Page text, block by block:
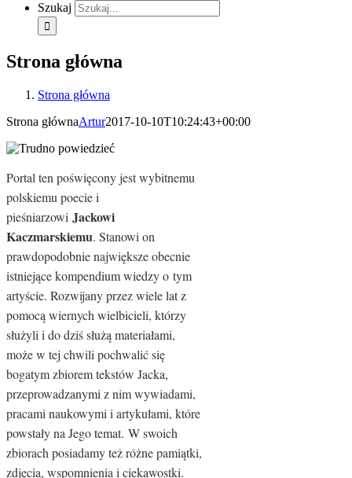
Szukaj
Strona główna
Strona główna
Strona głównaArtur2017-10-10T10:24:43+00:00
Portal ten poświęcony jest wybitnemu
polskiemu poecie i
pieśniarzowi Jackowi
Kaczmarskiemu. Stanowi on
prawdopodobnie największe obecnie
istniejące kompendium wiedzy o tym
artyście. Rozwijany przez wiele lat z
pomocą wiernych wielbicieli, którzy
służyli i do dziś służą materiałami,
może w tej chwili pochwalić się
bogatym zbiorem tekstów Jacka,
przeprowadzanymi z nim wywiadami,
pracami naukowymi i artykułami, które
powstały na Jego temat. W swoich
zbiorach posiadamy też różne pamiątki,
zdjęcia, wspomnienia i ciekawostki.